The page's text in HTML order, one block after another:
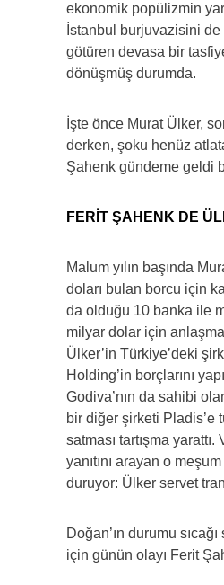
ekonomik popülizmin
İstanbul burjuvazisini de
götüren devasa bir
dönüşmüş durumda.
İşte önce Murat Ülker,
derken, şoku henüz
Şahenk gündeme geldi
FERİT ŞAHENK DE
Malum yılın başında
doları bulan borcu için
da olduğu 10 banka ile
milyar dolar için
Ülker’in Türkiye’deki
Holding’in borçlarını
Godiva’nın da sahibi
bir diğer şirketi Pladis’e
satması tartışma
yanıtını arayan o meşum
duruyor: Ülker servet
Doğan’ın durumu
için günün olayı Ferit